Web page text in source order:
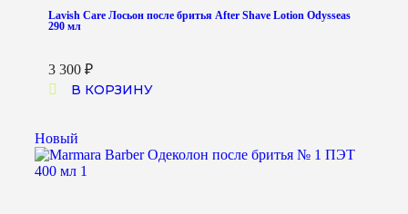
Lavish Care Лосьон после бритья After Shave Lotion Odysseas
290 мл
3 300 ₽
В КОРЗИНУ
Новый